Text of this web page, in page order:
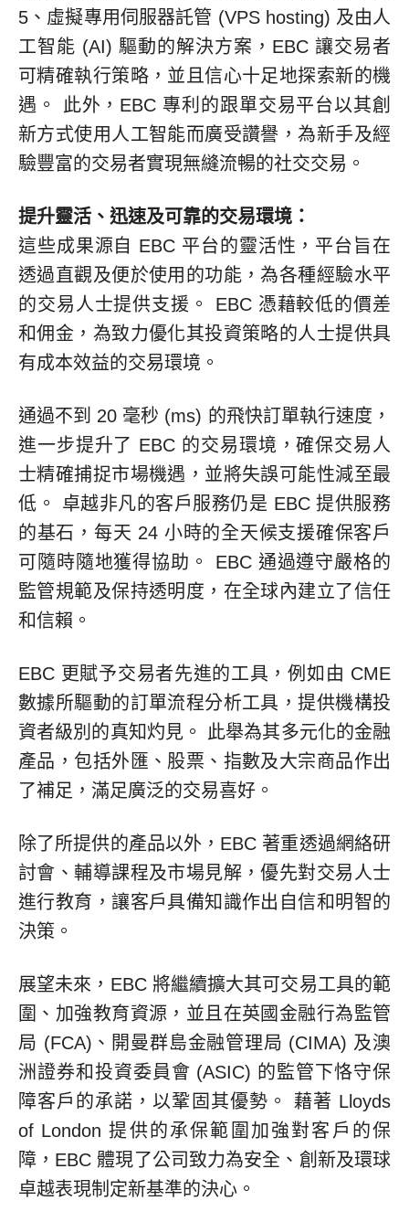
5、虛擬專用伺服器託管 (VPS hosting) 及由人
工智能 (AI) 驅動的解決方案，EBC 讓交易者
可精確執行策略，並且信心十足地探索新的機
遇。 此外，EBC 專利的跟單交易平台以其創
新方式使用人工智能而廣受讚譽，為新手及經
驗豐富的交易者實現無縫流暢的社交交易。
提升靈活、迅速及可靠的交易環境：
這些成果源自 EBC 平台的靈活性，平台旨在
透過直觀及便於使用的功能，為各種經驗水平
的交易人士提供支援。 EBC 憑藉較低的價差
和佣金，為致力優化其投資策略的人士提供具
有成本效益的交易環境。
通過不到 20 毫秒 (ms) 的飛快訂單執行速度，
進一步提升了 EBC 的交易環境，確保交易人
士精確捕捉市場機遇，並將失誤可能性減至最
低。 卓越非凡的客戶服務仍是 EBC 提供服務
的基石，每天 24 小時的全天候支援確保客戶
可隨時隨地獲得協助。 EBC 通過遵守嚴格的
監管規範及保持透明度，在全球內建立了信任
和信賴。
EBC 更賦予交易者先進的工具，例如由 CME
數據所驅動的訂單流程分析工具，提供機構投
資者級別的真知灼見。 此舉為其多元化的金融
產品，包括外匯、股票、指數及大宗商品作出
了補足，滿足廣泛的交易喜好。
除了所提供的產品以外，EBC 著重透過網絡研
討會、輔導課程及市場見解，優先對交易人士
進行教育，讓客戶具備知識作出自信和明智的
決策。
展望未來，EBC 將繼續擴大其可交易工具的範
圍、加強教育資源，並且在英國金融行為監管
局 (FCA)、開曼群島金融管理局 (CIMA) 及澳
洲證券和投資委員會 (ASIC) 的監管下恪守保
障客戶的承諾，以鞏固其優勢。 藉著 Lloyds
of London 提供的承保範圍加強對客戶的保
障，EBC 體現了公司致力為安全、創新及環球
卓越表現制定新基準的決心。